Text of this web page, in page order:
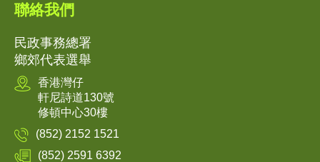
聯絡我們
民政事務總署
鄉郊代表選舉
香港灣仔
軒尼詩道130號
修頓中心30樓
(852) 2152 1521
(852) 2591 6392